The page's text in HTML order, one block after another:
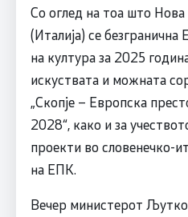
Со оглед на тоа што
(Италија) се
на култура за 2025
искуствата и можната
„Скопје – Европска
2028“, како и за
проекти во словенечко-
на ЕПК.
Вечер министерот